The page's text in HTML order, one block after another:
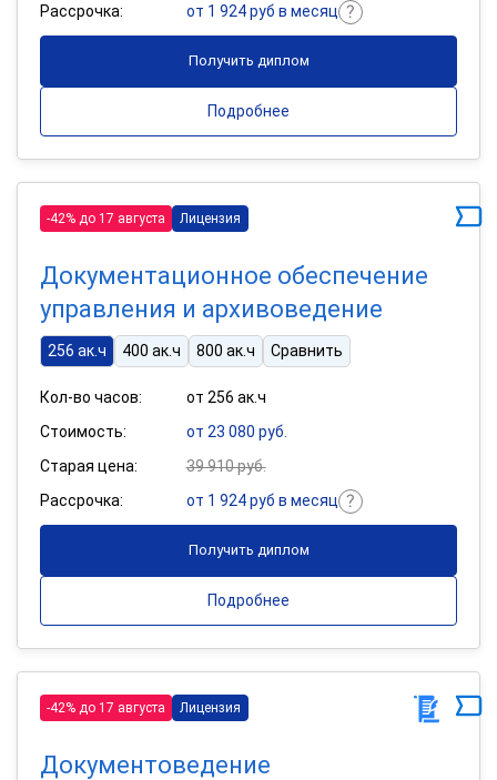
Рассрочка:
от 1 924 руб в месяц
Получить диплом
Подробнее
-42% до 17 августа Лицензия
Документационное обеспечение
управления и архивоведение
256 ак.ч 400 ак.ч 800 ак.ч Сравнить
Кол-во часов:
от 256 ак.ч
Стоимость:
от 23 080 руб.
Старая цена:
39 910 руб.
Рассрочка:
от 1 924 руб в месяц
Получить диплом
Подробнее
-42% до 17 августа Лицензия
Документоведение